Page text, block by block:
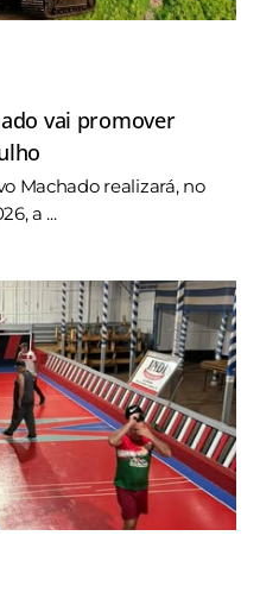
vai promover
Machado realizará, no
a ...